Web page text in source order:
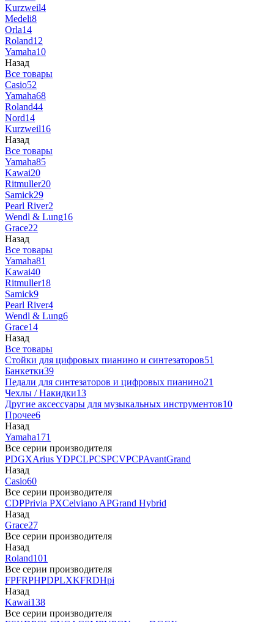
Kurzweil4
Medeli8
Orla14
Roland12
Yamaha10
Назад
Все товары
Casio52
Yamaha68
Roland44
Nord14
Kurzweil16
Назад
Все товары
Yamaha85
Kawai20
Ritmuller20
Samick29
Pearl River2
Wendl & Lung16
Grace22
Назад
Все товары
Yamaha81
Kawai40
Ritmuller18
Samick9
Pearl River4
Wendl & Lung6
Grace14
Назад
Все товары
Стойки для цифровых пианино и синтезаторов51
Банкетки39
Педали для синтезаторов и цифровых пианино21
Чехлы / Накидки13
Другие аксессуары для музыкальных инструментов10
Прочее6
Назад
Yamaha171
Все серии производителя
PDGXArius YDPCLPCSPCVPCPAvantGrand
Назад
Casio60
Все серии производителя
CDPPrivia PXCelviano APGrand Hybrid
Назад
Grace27
Все серии производителя
Назад
Roland101
Все серии производителя
FPFRPHPDPLXKFRDHpi
Назад
Kawai138
Все серии производителя